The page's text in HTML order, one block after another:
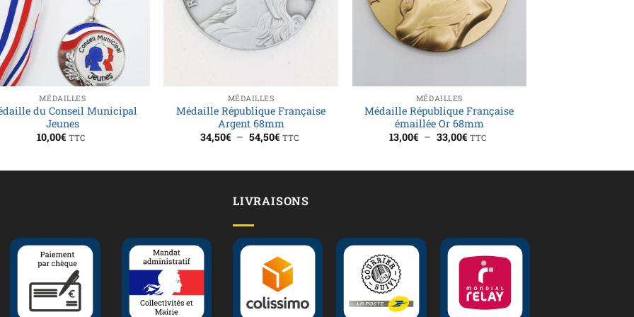
MÉDAILLES
du Conseil Municipal
Jeunes
10,00€ TTC
MÉDAILLES
Médaille République Française
Argent 68mm
34,50€ – 54,50€Plage
TTC
MÉDAILLES
Médaille République Française
émaillée Or 68mm
13,00€ – 33,00€Plage
TTC
LIVRAISONS